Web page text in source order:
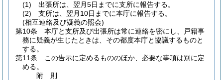
(1)
出張所は、翌月5日までに支所に報告する。
(2)
支所は、翌月10日までに本庁に報告する。
(相互連絡及び疑義の照会)
第10条
本庁と支所及び出張所は常に連絡を密にし、戸籍事
務に疑義が生じたときは、その都度本庁と協議するものと
する。
第11条
この告示に定めるもののほか、必要な事項は別に定
める。
附 則